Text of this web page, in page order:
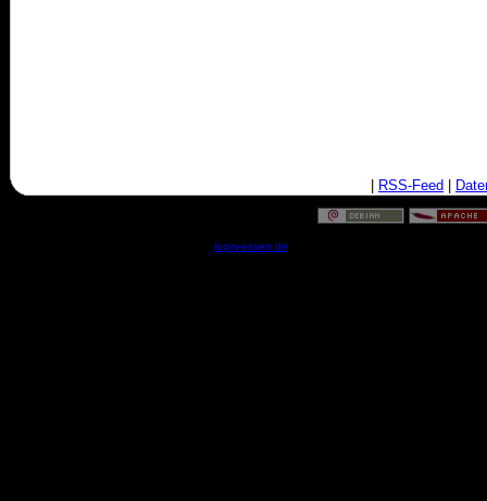
RSS-Feed
login-essen.de